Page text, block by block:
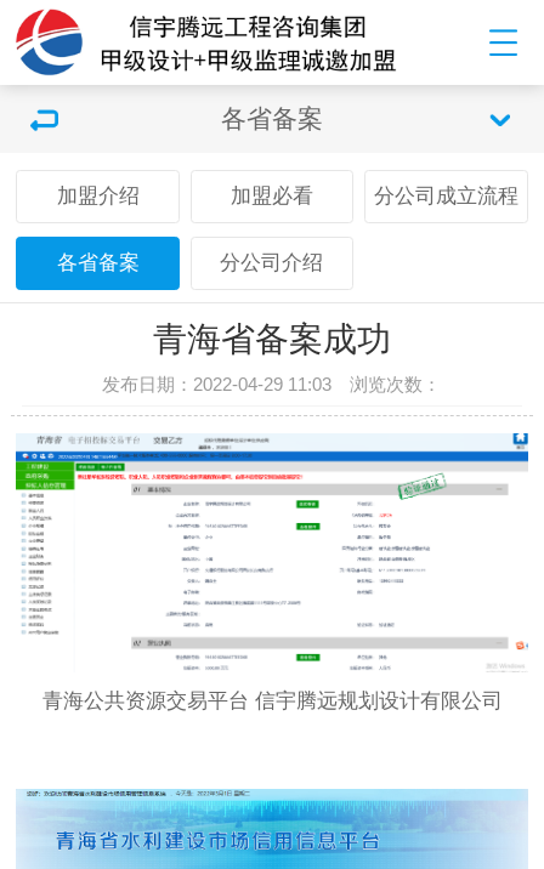
各省备案
加盟介绍 加盟必看 分公司成立流程
各省备案 分公司介绍
青海省备案成功
发布日期：2022-04-29 11:03 浏览次数：
青海公共资源交易平台 信宇腾远规划设计有限公司